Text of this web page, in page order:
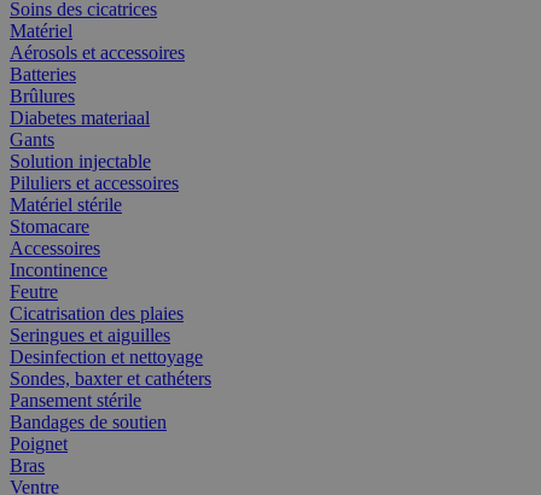
Soins des cicatrices
Matériel
Aérosols et accessoires
Batteries
Brûlures
Diabetes materiaal
Gants
Solution injectable
Piluliers et accessoires
Matériel stérile
Stomacare
Accessoires
Incontinence
Feutre
Cicatrisation des plaies
Seringues et aiguilles
Desinfection et nettoyage
Sondes, baxter et cathéters
Pansement stérile
Bandages de soutien
Poignet
Bras
Ventre